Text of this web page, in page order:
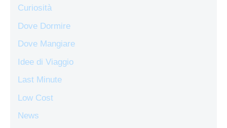
Curiosità
Dove Dormire
Dove Mangiare
Idee di Viaggio
Last Minute
Low Cost
News